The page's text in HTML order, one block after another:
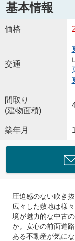
基本情報
価格
交通
間取り
(建物面積)
築年月
圧迫感のない吹き
広々した敷地は様
境が魅力的な中古
か。安心の前面道
ある不動産が気に